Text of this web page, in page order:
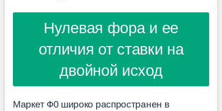
Нулевая фора и ее
отличия от ставки на
двойной исход
Маркет Ф0 широко распространен в